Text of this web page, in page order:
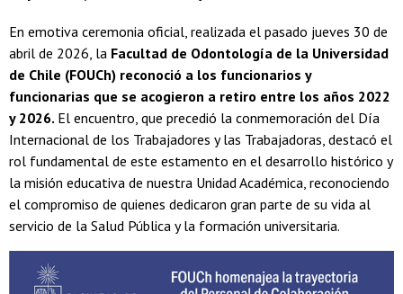
En emotiva ceremonia oficial, realizada el pasado jueves 30 de
abril de 2026, la Facultad de Odontología de la Universidad
de Chile (FOUCh) reconoció a los funcionarios y
funcionarias que se acogieron a retiro entre los años 2022
y 2026. El encuentro, que precedió la conmemoración del Día
Internacional de los Trabajadores y las Trabajadoras, destacó el
rol fundamental de este estamento en el desarrollo histórico y
la misión educativa de nuestra Unidad Académica, reconociendo
el compromiso de quienes dedicaron gran parte de su vida al
servicio de la Salud Pública y la formación universitaria.